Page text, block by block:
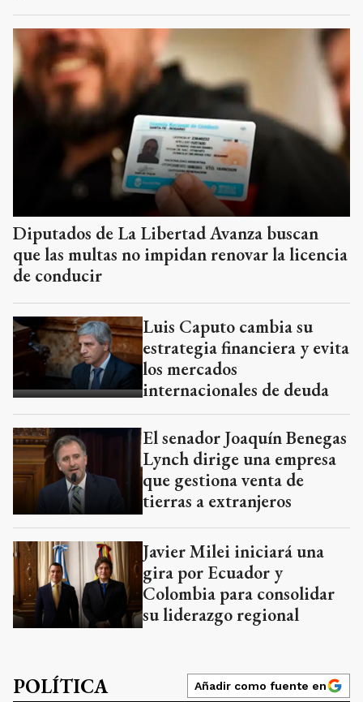
Diputados de La Libertad Avanza buscan
que las multas no impidan renovar la licencia
de conducir
Luis Caputo cambia su
estrategia financiera y evita
los mercados
internacionales de deuda
El senador Joaquín Benegas
Lynch dirige una empresa
que gestiona venta de
tierras a extranjeros
Javier Milei iniciará una
gira por Ecuador y
Colombia para consolidar
su liderazgo regional
POLÍTICA Añadir como fuente en